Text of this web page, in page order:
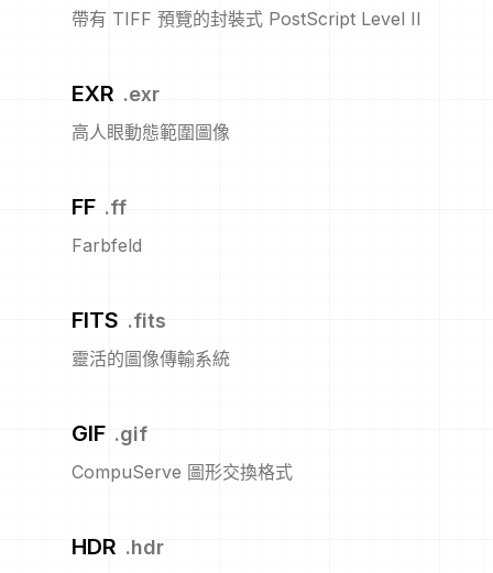
帶有 TIFF 預覽的封裝式 PostScript Level II
EXR .exr
高人眼動態範圍圖像
FF .ff
Farbfeld
FITS .fits
靈活的圖像傳輸系統
GIF .gif
CompuServe 圖形交換格式
HDR .hdr